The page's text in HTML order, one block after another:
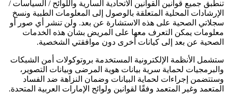
تنطبق جميع قوانين القوانين الاتحادية السارية واللوائح / السياسات /
الإرشادات المحلية المتعلقة بالوصول إلى المعلومات الطبية ونسخ
سجلاتي الصحية على هذه الاستشارة عن بعد. ولن تنشر أي صور أو
معلومات يمكن التعرف معها على المريض بشأن هذه الخدمات
الصحية عن بعد إلى كيانات أخرى دون موافقتي الشخصية.
ستشمل الأنظمة الإلكترونية المستخدمة بروتوكولات أمن الشبكات
والبرمجيات لحماية سرية بيانات هوية المرضى وبيانات التصوير،
وستتضمن إجراءات لحماية البيانات وضمان النزاهة ضد الفساد
المتعمد وغير المتعمد وفقًا لقوانين ولوائح الإمارات العربية المتحدة.